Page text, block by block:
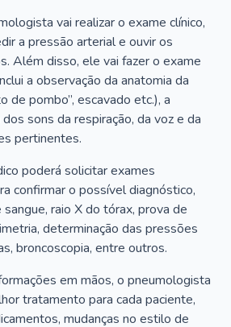
vai realizar o exame clínico,
a pressão arterial e ouvir os
Além disso, ele vai fazer o exame
a observação da anatomia da
de pombo”, escavado etc.), a
sons da respiração, da voz e da
pertinentes.
poderá solicitar exames
confirmar o possível diagnóstico,
raio X do tórax, prova de
determinação das pressões
broncoscopia, entre outros.
em mãos, o pneumologista
tratamento para cada paciente,
mudanças no estilo de